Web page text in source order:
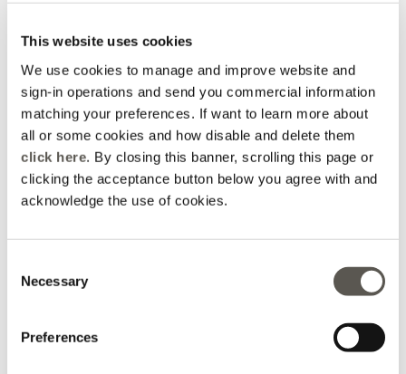
This website uses cookies
We use cookies to manage and improve website and
sign-in operations and send you commercial information
matching your preferences. If want to learn more about
all or some cookies and how disable and delete them
click here. By closing this banner, scrolling this page or
clicking the acceptance button below you agree with and
acknowledge the use of cookies.
Selection
Necessary
Preferences
CHF 82,00 -30% CHF 57,40
Jean ballon avec clous